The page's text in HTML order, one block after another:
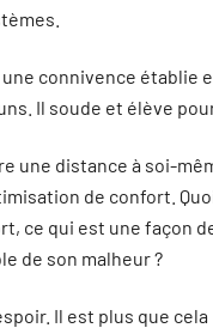
connivence établie
Il soude et élève
une distance à soi-
de confort.
ce qui est une façon
de son malheur ?
Il est plus que